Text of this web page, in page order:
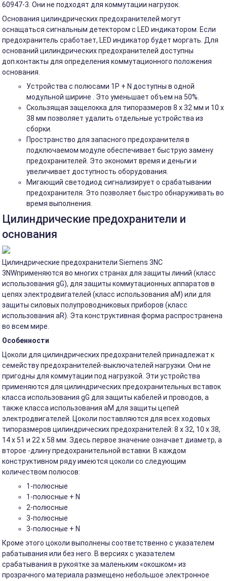
60947-3. Они не подходят для коммутации нагрузок.
Основания цилиндрических предохранителей могут
оснащаться сигнальным детектором с LED индикатором. Если
предохранитель сработает, LED индикатор будет моргать. Для
оснований цилиндрических предохранителей доступны
доп.контакты для определения коммутационного положения
основания.
Устройства с полюсами 1P + N доступны в одной
модульной ширине . Это уменьшает объем на 50%.
Скользящая защелокка для типоразмеров 8 x 32 мм и 10 x
38 мм позволяет удалить отдельные устройства из
сборки.
Пространство для запасного предохранителя в
подключаемом модуле обеспечивает быструю замену
предохранителей. Это экономит время и деньги и
увеличивает доступность оборудования.
Мигающий светодиод сигнализирует о срабатывании
предохранителя. Это позволяет быстро обнаруживать во
время выполнения.
Цилиндрические предохранители и
основания
Цилиндрические предохранители Siemens 3NC
3NWприменяются во многих странах для защиты линий (класс
использования gG), для защиты коммутационных аппаратов в
цепях электродвигателей (класс использования aM) или для
защиты силовых полупроводниковых приборов (класс
использования aR). Эта конструктивная форма распространена
во всем мире.
Особенности
Цоколи для цилиндрических предохранителей принадлежат к
семейству предохранителей-выключателей нагрузки. Они не
пригодны для коммутации под нагрузкой. Эти устройства
применяются для цилиндрических предохранительных вставок
класса использования gG для защиты кабелей и проводов, а
также класса использования aM для защиты цепей
электродвигателей. Цоколи поставляются для всех ходовых
типоразмеров цилиндрических предохранителей: 8 x 32, 10 x 38,
14 x 51 и 22 x 58 мм. Здесь первое значение означает диаметр, а
второе -длину предохранительной вставки. В каждом
конструктивном ряду имеются цоколи со следующим
количеством полюсов:
1-полюсные
1-полюсные + N
2-полюсные
3-полюсные
3-полюсные + N
Кроме этого цоколи выполнены соответственно с указателем
рабатывания или без него. В версиях с указателем
срабатывания в рукоятке за маленьким «окошком» из
прозрачного материала размещено небольшое электронное